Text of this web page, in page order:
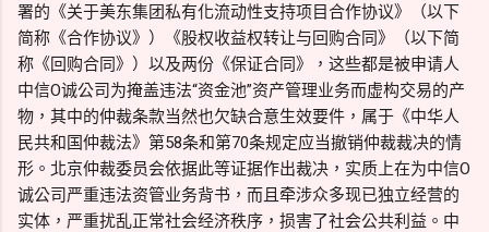
署的《关于美东集团私有化流动性支持项目合作协议》（以下
简称《合作协议》）《股权收益权转让与回购合同》（以下简
称《回购合同》）以及两份《保证合同》，这些都是被申请人
中信O诚公司为掩盖违法“资金池”资产管理业务而虚构交易的产
物，其中的仲裁条款当然也欠缺合意生效要件，属于《中华人
民共和国仲裁法》第58条和第70条规定应当撤销仲裁裁决的情
形。北京仲裁委员会依据此等证据作出裁决，实质上在为中信O
诚公司严重违法资管业务背书，而且牵涉众多现已独立经营的
实体，严重扰乱正常社会经济秩序，损害了社会公共利益。中